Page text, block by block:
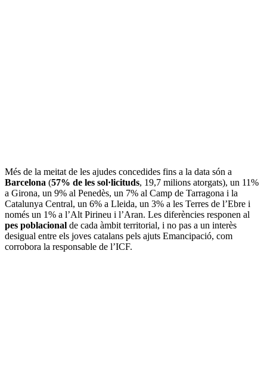
Més de la meitat de les ajudes concedides fins a la data són a
Barcelona (57% de les sol·licituds, 19,7 milions atorgats), un 11%
a Girona, un 9% al Penedès, un 7% al Camp de Tarragona i la
Catalunya Central, un 6% a Lleida, un 3% a les Terres de l’Ebre i
només un 1% a l’Alt Pirineu i l’Aran. Les diferències responen al
pes poblacional de cada àmbit territorial, i no pas a un interès
desigual entre els joves catalans pels ajuts Emancipació, com
corrobora la responsable de l’ICF.